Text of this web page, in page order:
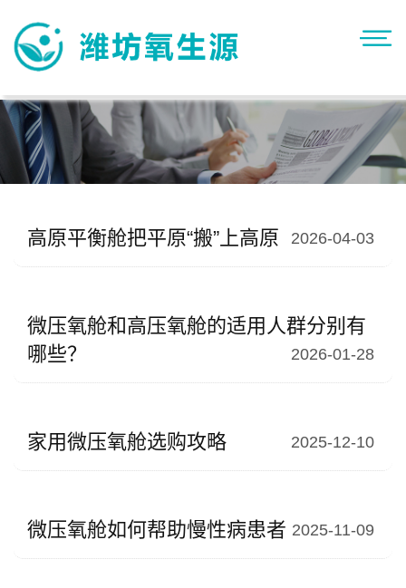
高原平衡舱把平原“搬”上高原 2026-04-03
微压氧舱和高压氧舱的适用人群分别有
哪些？
2026-01-28
家用微压氧舱选购攻略 2025-12-10
微压氧舱如何帮助慢性病患者 2025-11-09